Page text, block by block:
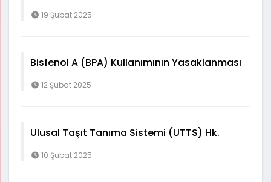
19 Şubat 2025
Bisfenol A (BPA) Kullanımının Yasaklanması
12 Şubat 2025
Ulusal Taşıt Tanıma Sistemi (UTTS) Hk.
10 Şubat 2025